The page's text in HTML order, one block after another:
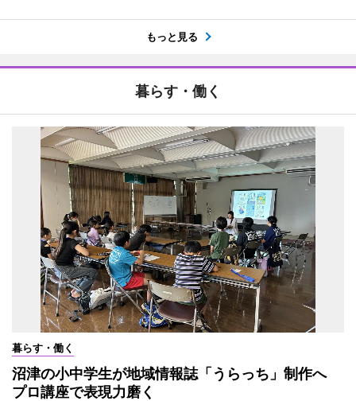
もっと見る
暮らす・働く
暮らす・働く
沼津の小中学生が地域情報誌「うらっち」制作へ
プロ講座で表現力磨く